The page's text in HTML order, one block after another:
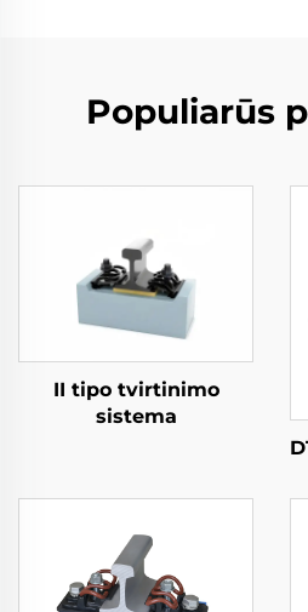
Populiarūs
II tipo tvirtinimo
sistema